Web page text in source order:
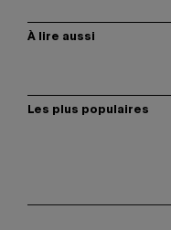
À lire aussi
Les plus populaires